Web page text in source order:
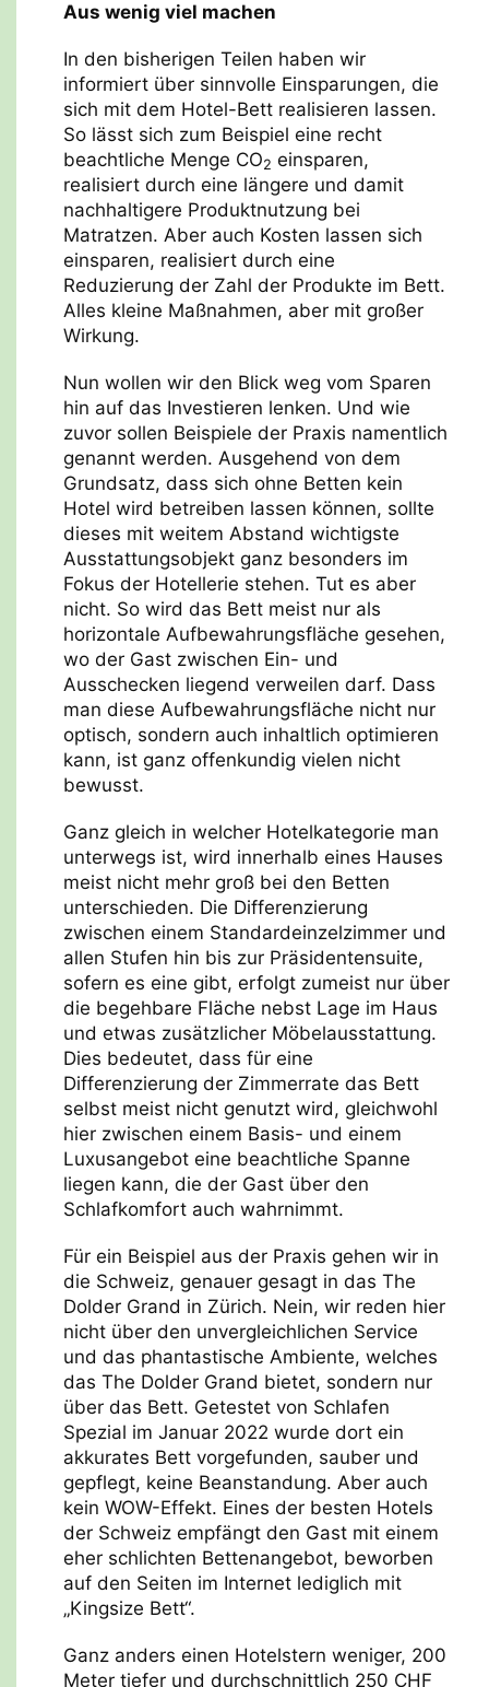
Aus wenig viel machen
In den bisherigen Teilen haben wir
informiert über sinnvolle Einsparungen, die
sich mit dem Hotel-Bett realisieren lassen.
So lässt sich zum Beispiel eine recht
beachtliche Menge CO2 einsparen,
realisiert durch eine längere und damit
nachhaltigere Produktnutzung bei
Matratzen. Aber auch Kosten lassen sich
einsparen, realisiert durch eine
Reduzierung der Zahl der Produkte im Bett.
Alles kleine Maßnahmen, aber mit großer
Wirkung.
Nun wollen wir den Blick weg vom Sparen
hin auf das Investieren lenken. Und wie
zuvor sollen Beispiele der Praxis namentlich
genannt werden. Ausgehend von dem
Grundsatz, dass sich ohne Betten kein
Hotel wird betreiben lassen können, sollte
dieses mit weitem Abstand wichtigste
Ausstattungsobjekt ganz besonders im
Fokus der Hotellerie stehen. Tut es aber
nicht. So wird das Bett meist nur als
horizontale Aufbewahrungsfläche gesehen,
wo der Gast zwischen Ein- und
Ausschecken liegend verweilen darf. Dass
man diese Aufbewahrungsfläche nicht nur
optisch, sondern auch inhaltlich optimieren
kann, ist ganz offenkundig vielen nicht
bewusst.
Ganz gleich in welcher Hotelkategorie man
unterwegs ist, wird innerhalb eines Hauses
meist nicht mehr groß bei den Betten
unterschieden. Die Differenzierung
zwischen einem Standardeinzelzimmer und
allen Stufen hin bis zur Präsidentensuite,
sofern es eine gibt, erfolgt zumeist nur über
die begehbare Fläche nebst Lage im Haus
und etwas zusätzlicher Möbelausstattung.
Dies bedeutet, dass für eine
Differenzierung der Zimmerrate das Bett
selbst meist nicht genutzt wird, gleichwohl
hier zwischen einem Basis- und einem
Luxusangebot eine beachtliche Spanne
liegen kann, die der Gast über den
Schlafkomfort auch wahrnimmt.
Für ein Beispiel aus der Praxis gehen wir in
die Schweiz, genauer gesagt in das The
Dolder Grand in Zürich. Nein, wir reden hier
nicht über den unvergleichlichen Service
und das phantastische Ambiente, welches
das The Dolder Grand bietet, sondern nur
über das Bett. Getestet von Schlafen
Spezial im Januar 2022 wurde dort ein
akkurates Bett vorgefunden, sauber und
gepflegt, keine Beanstandung. Aber auch
kein WOW-Effekt. Eines der besten Hotels
der Schweiz empfängt den Gast mit einem
eher schlichten Bettenangebot, beworben
auf den Seiten im Internet lediglich mit
„Kingsize Bett“.
Ganz anders einen Hotelstern weniger, 200
Meter tiefer und durchschnittlich 250 CHF